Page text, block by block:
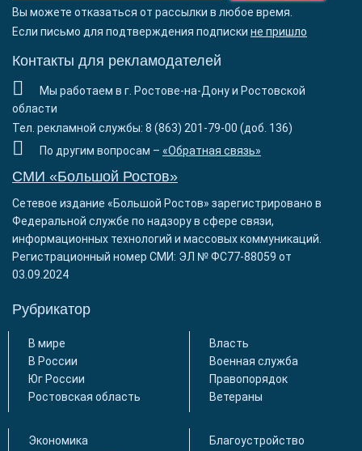
Вы можете отказаться от рассылки в любое время.
Если письмо для подтверждения подписки не пришло
Контакты для рекламодателей
Мы работаем в г. Ростове-на-Дону и Ростовской
области
Тел. рекламной службы: 8 (863) 201-79-00 (доб. 136)
По другим вопросам – «Обратная связь»
СМИ «Большой Ростов»
Сетевое издание «Большой Ростов» зарегистрировано в
Федеральной службе по надзору в сфере связи,
информационных технологий и массовых коммуникаций.
Регистрационный номер СМИ: ЭЛ № ФС77-88059 от
03.09.2024
Рубрикатор
В мире
В России
Юг России
Ростовская область
Власть
Военная служба
Правопорядок
Ветераны
Экономика
Благоустройство